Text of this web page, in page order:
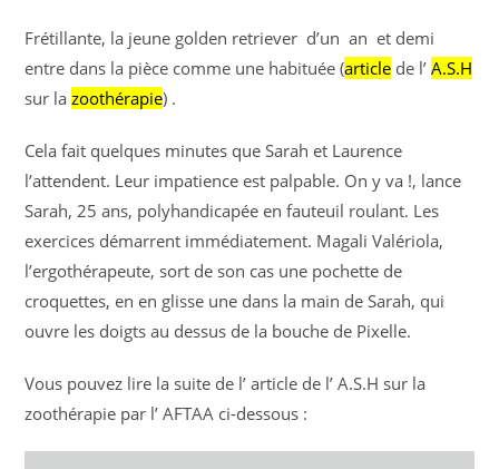
Frétillante, la jeune golden retriever d’un an et demi
entre dans la pièce comme une habituée (article de l’A.S.H
sur lazoothérapie) .
Cela fait quelques minutes que Sarah et Laurence
l’attendent. Leur impatience est palpable. On y va !, lance
Sarah, 25 ans, polyhandicapée en fauteuil roulant. Les
exercices démarrent immédiatement. Magali Valériola,
l’ergothérapeute, sort de son cas une pochette de
croquettes, en en glisse une dans la main de Sarah, qui
ouvre les doigts au dessus de la bouche de Pixelle.
Vous pouvez lire la suite de l’ article de l’ A.S.H sur la
zoothérapie par l’ AFTAA ci-dessous :